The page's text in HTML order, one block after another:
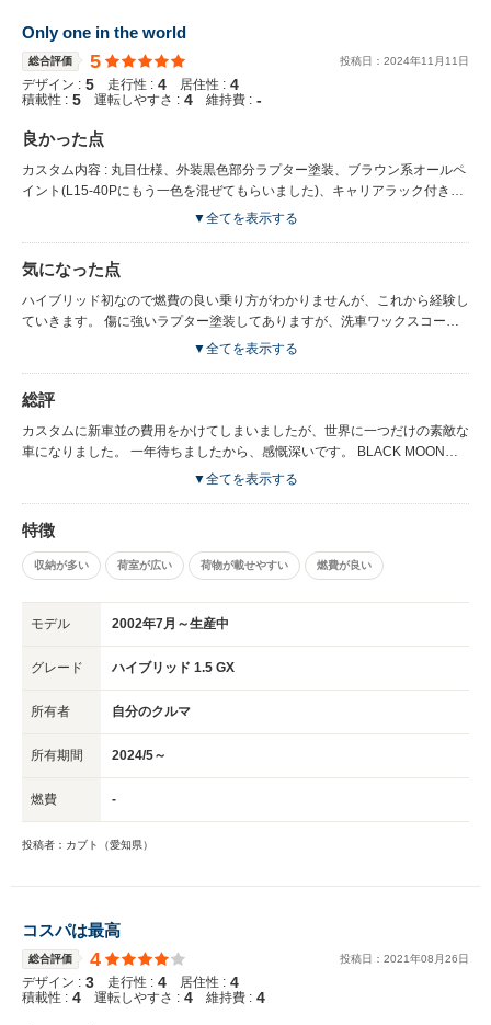
Only one in the world
総合評価 5 投稿日： 2024年11 月 11 日
デザイン : 5 走行性 : 4 居住性 : 4
積載性 : 5 運転しやすさ : 4 維持費 : -
良かった点
カスタム内容 : 丸目仕様、外装黒色部分ラプター塗装、ブラウン系オールペ
イント(L15-40Pにもう一色を混ぜてもらいました)、キャリアラック付き、
ほか。内装はシートカバー、スモーク、背面ドアにアクセサリーバーなど
BLACK MOONさんには感謝してます。
▼全てを表示する
気になった点
ハイブリッド初なので燃費の良い乗り方がわかりませんが、これから経験し
ていきます。 傷に強いラプター塗装してありますが、洗車ワックスコーテ
ィング等どうしていいかわかりません。
▼全てを表示する
総評
カスタムに新車並の費用をかけてしまいましたが、世界に一つだけの素敵な
車になりました。 一年待ちましたから、感慨深いです。 BLACK MOONさ
んには愛知と横浜で店舗に足を運ぶことができず、(伺ったのは見積もり相
▼全てを表示する
特徴
収納が多い 荷室が広い 荷物が載せやすい 燃費が良い
モデル 2002年7月～生産中
グレード ハイブリッド 1.5 GX
所有者 自分のクルマ
所有期間 2024/5～
燃費 -
投稿者：カブト（愛知県）
コスパは最高
総合評価 4 投稿日： 2021年08 月26日
デザイン : 3 走行性 : 4 居住性 : 4
積載性 : 4 運転しやすさ : 4 維持費 : 4